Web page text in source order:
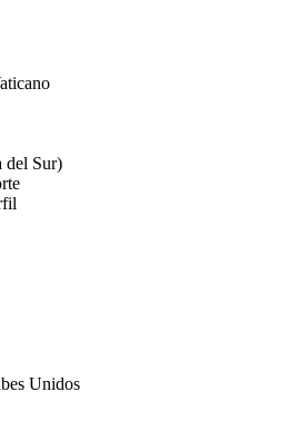
del Sur)
Unidos